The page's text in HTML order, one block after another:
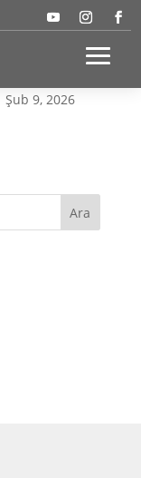
Şub 9, 2026
Ara